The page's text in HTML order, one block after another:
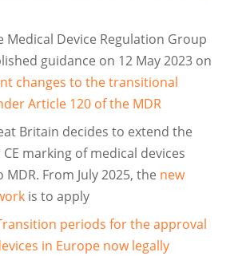
Medical Device Regulation Group
guidance on 12 May 2023 on
changes to the transitional
Article 120 of the MDR
Britain decides to extend the
marking of medical devices
From July 2025, the new
is to apply
periods for the approval
in Europe now legally